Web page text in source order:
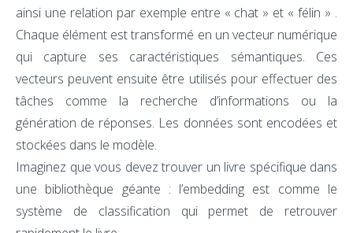
ainsi une relation par exemple entre « chat » et « félin » .
Chaque élément est transformé en un vecteur numérique
qui capture ses caractéristiques sémantiques. Ces
vecteurs peuvent ensuite être utilisés pour effectuer des
tâches comme la recherche d’informations ou la
génération de réponses. Les données sont encodées et
stockées dans le modèle.
Imaginez que vous devez trouver un livre spécifique dans
une bibliothèque géante : l’embedding est comme le
système de classification qui permet de retrouver